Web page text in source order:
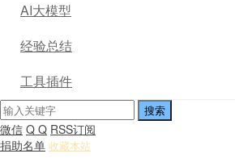
AI大模型
经验总结
工具插件
微信 Q Q RSS订阅
捐助名单 收藏本站